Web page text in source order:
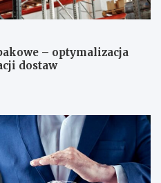
– optymalizacja
dostaw